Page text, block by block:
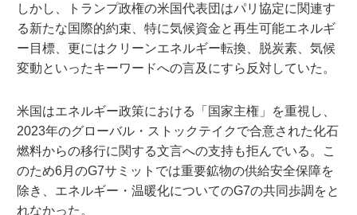
しかし、トランプ政権の米国代表団はパリ協定に関連す
る新たな国際的約束、特に気候資金と再生可能エネルギ
ー目標、更にはクリーンエネルギー転換、脱炭素、気候
変動といったキーワードへの言及にすら反対していた。
米国はエネルギー政策における「国家主権」を重視し、
2023年のグローバル・ストックテイクで合意された化石
燃料からの移行に関する文言への支持も拒んでいる。こ
のため6月のG7サミットでは重要鉱物の供給安全保障を
除き、エネルギー・温暖化についてのG7の共同歩調をと
れなかった。